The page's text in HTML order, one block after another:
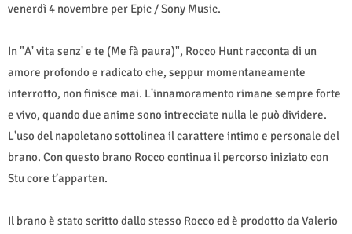
venerdì 4 novembre per Epic / Sony Music.
In "A' vita senz' e te (Me fà paura)", Rocco Hunt racconta di un
amore profondo e radicato che, seppur momentaneamente
interrotto, non finisce mai. L'innamoramento rimane sempre forte
e vivo, quando due anime sono intrecciate nulla le può dividere.
L'uso del napoletano sottolinea il carattere intimo e personale del
brano. Con questo brano Rocco continua il percorso iniziato con
Stu core t’apparten.
Il brano è stato scritto dallo stesso Rocco ed è prodotto da Valerio